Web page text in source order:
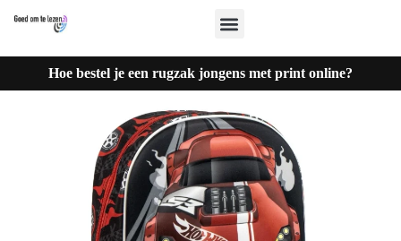
Hoe bestel je een rugzak jongens met print online?